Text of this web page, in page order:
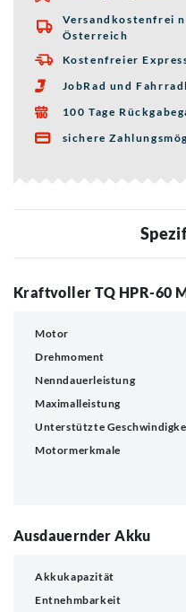

Versandkostenfrei
Österreich
 Kostenfreier
 JobRad und
 100 Tage
 sichere
Kraftvoller TQ HPR-60
Motor
Drehmoment
Nenndauerleistung
Maximalleistung
Unterstützte
Motormerkmale
Ausdauernder Akku
Akkukapazität
Entnehmbarkeit